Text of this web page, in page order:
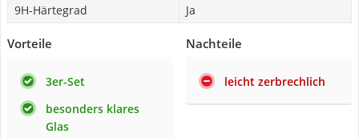
9H-Härtegrad
Ja
Vorteile
3er-Set
besonders klares
Glas
Nachteile
leicht zerbrechlich